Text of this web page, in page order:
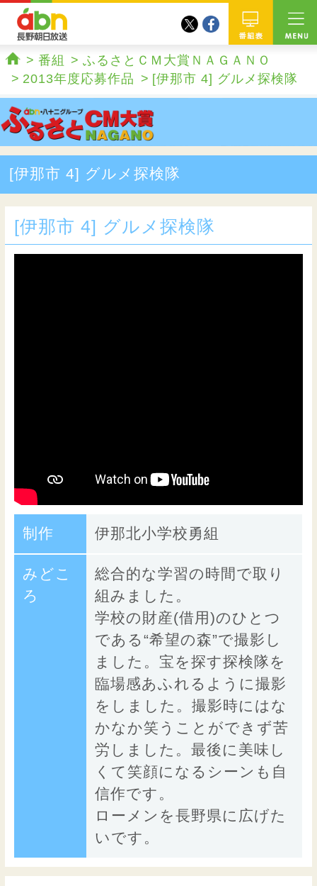
twitterfacebook
ホーム
番組
ふるさとＣＭ大賞ＮＡＧＡＮＯ
2013年度応募作品
[伊那市 4] グルメ探検隊
[伊那市 4] グルメ探検隊
[伊那市 4] グルメ探検隊
制作 伊那北小学校勇組
みどこ
ろ
総合的な学習の時間で取り
組みました。
学校の財産(借用)のひとつ
である“希望の森”で撮影し
ました。宝を探す探検隊を
臨場感あふれるように撮影
をしました。撮影時にはな
かなか笑うことができず苦
労しました。最後に美味し
くて笑顔になるシーンも自
信作です。
ローメンを長野県に広げた
いです。